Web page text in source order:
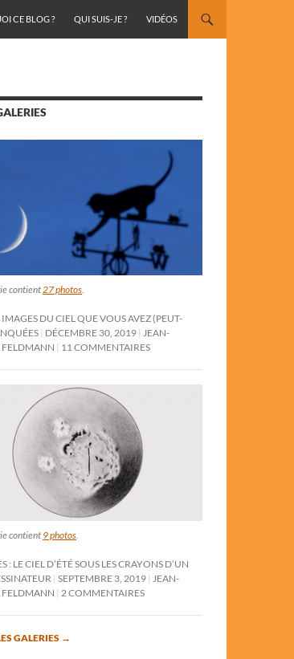
CE BLOG ?
QUI SUIS-JE ? VIDÉOS
contient27 photos.
IMAGES DU CIEL QUE VOUS AVEZ (PEUT-
DÉCEMBRE 30, 2019 JEAN-
FELDMANN
11 COMMENTAIRES
contient 9 photos
: LE CIEL D’ÉTÉ SOUS LES CRAYONS D’UN
SEPTEMBRE 3, 2019
JEAN-
FELDMANN
2 COMMENTAIRES
GALERIES →